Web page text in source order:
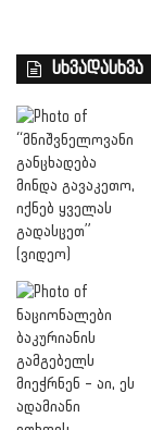
სხვადასხვა